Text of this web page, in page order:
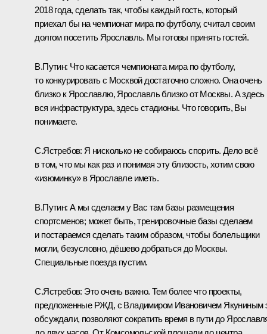
2018 года, сделать так, чтобы каждый гость, который
приехал бы на чемпионат мира по футболу, считал своим
долгом посетить Ярославль. Мы готовы принять гостей.
В.Путин: Что касается чемпионата мира по футболу,
то конкурировать с Москвой достаточно сложно. Она очень
близко к Ярославлю, Ярославль близко от Москвы. А здесь
вся инфраструктура, здесь стадионы. Что говорить, Вы
понимаете.
С.Ястребов: Я нисколько не собираюсь спорить. Дело всё
в том, что мы как раз и понимая эту близость, хотим свою
«изюминку» в Ярославле иметь.
В.Путин: А мы сделаем у Вас там базы размещения
спортсменов; может быть, тренировочные базы сделаем
и постараемся сделать таким образом, чтобы болельщики
могли, безусловно, дёшево добраться до Москвы.
Специальные поезда пустим.
С.Ястребов: Это очень важно. Тем более что проекты,
предложенные РЖД, с Владимиром Ивановичем Якуниным
обсуждали, позволяют сократить время в пути до